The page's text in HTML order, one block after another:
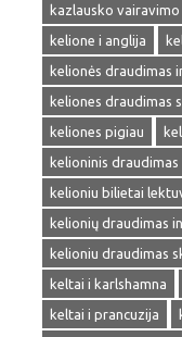
kazlausko
kelione i anglija
kelionės draudimas
keliones draudimas
keliones pigiau
kelioninis draudimas
kelioniu bilietai
kelionių draudimas
kelioniu draudimas
keltai i karlshamna
keltai i prancuzija